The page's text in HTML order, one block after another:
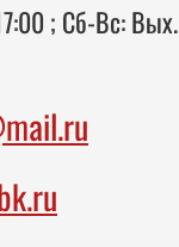
12
13
14
15
12
; Сб-Вс: Вых.